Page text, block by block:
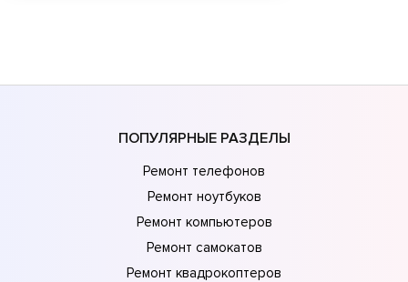
ПОПУЛЯРНЫЕ РАЗДЕЛЫ
Ремонт телефонов
Ремонт ноутбуков
Ремонт компьютеров
Ремонт самокатов
Ремонт квадрокоптеров